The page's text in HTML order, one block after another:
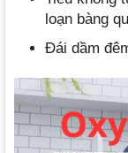
loạn bàng
Đái dầm